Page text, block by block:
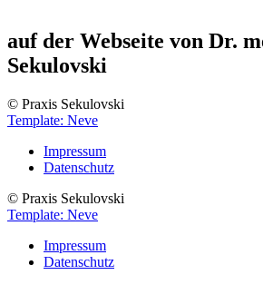
auf der Webseite von Dr.
Sekulovski
© Praxis Sekulovski
Template: Neve
Impressum
Datenschutz
© Praxis Sekulovski
Template: Neve
Impressum
Datenschutz